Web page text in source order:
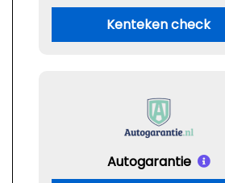
Kenteken check
Autogarantie